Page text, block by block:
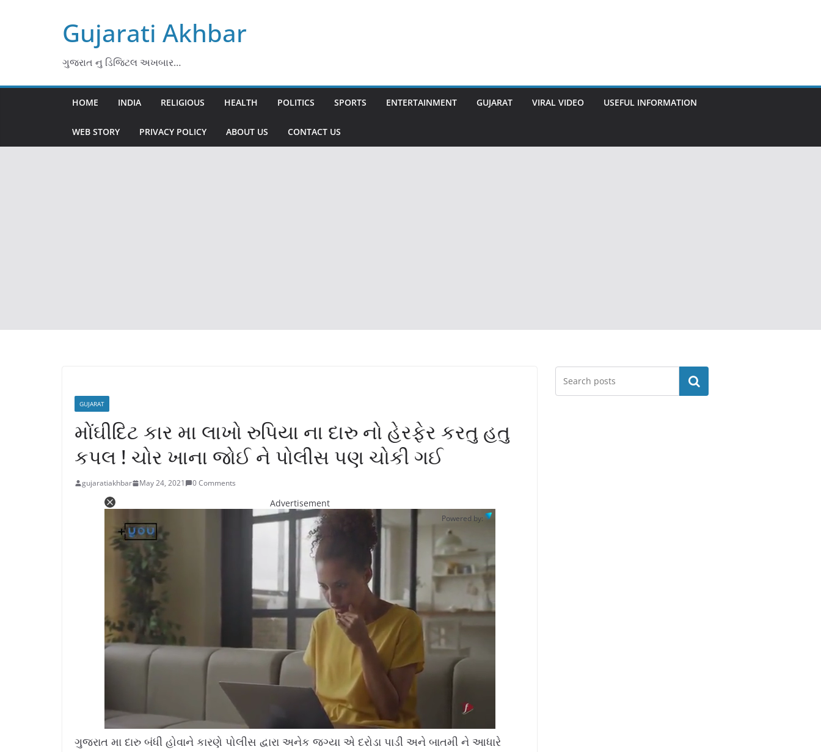
Gujarati Akhbar
ગુજરાત નુ ડિજિટલ અખબાર…
HOME INDIA RELIGIOUS HEALTH POLITICS SPORTS ENTERTAINMENT GUJARAT VIRAL VIDEO USEFUL INFORMATION
WEB STORY PRIVACY POLICY ABOUT US CONTACT US
GUJARAT
મોંઘીદિટ કાર મા લાખો રુપિયા ના દારુ નો હેરફેર કરતુ હતુ
કપલ ! ચોર ખાના જોઈ ને પોલીસ પણ ચોકી ગઈ
gujaratiakhbar May 24, 2021 0 Comments
Advertisement
Powered by:
U
n
m
u
t
o
d
e
ગુજરાત મા દારુ બંધી હોવાને કારણે પોલીસ દ્વારા અનેક જગ્યા એ દરોડા પાડી અને બાતમી ને આધારે
Search